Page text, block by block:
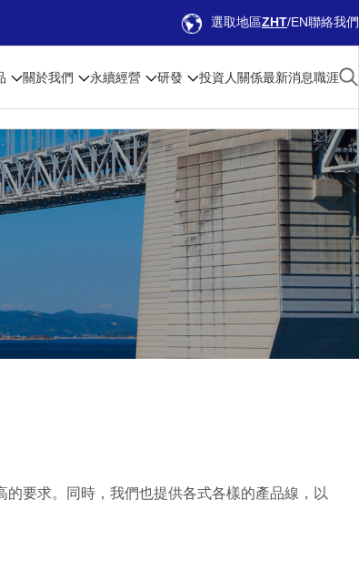
選取地區ZHT EN聯絡我們
關於我們 永續經營 研發 投資人關係最新消息職涯
要求。同時，我們也提供各式各樣的產品線，以